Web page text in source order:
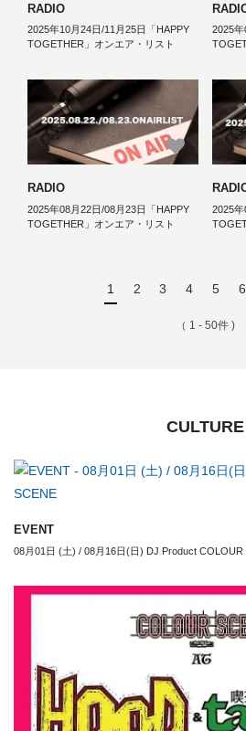
RADIO
2025年10月24日/11月25日「HAPPY
TOGETHER」オンエア・リスト
2025
RADIO
2025年08月22日/08月23日「HAPPY
TOGETHER」オンエア・リスト
2025
1 2 3 4 5 6
（ 1 - 50件 )
CULTURE
EVENT
08月01日 (土) / 08月16日(日) DJ Product COLOUR